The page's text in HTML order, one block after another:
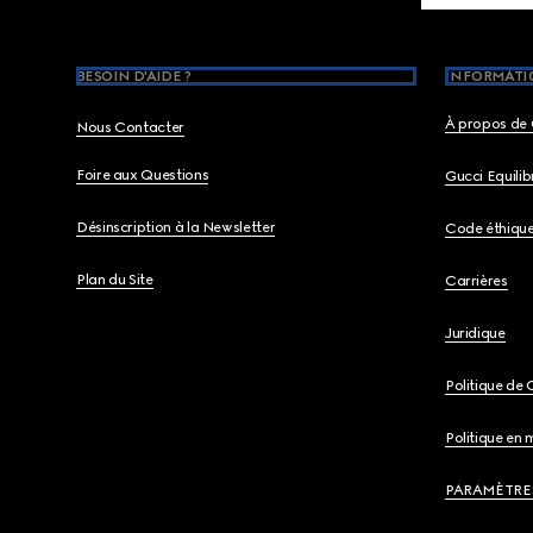
BESOIN D'AIDE ?
Nous Contacter
Foire aux Questions
Désinscription à la Newsletter
Plan du Site
À propos de
Gucci
Code
Carrières
Juridique
Politique de
Politique en